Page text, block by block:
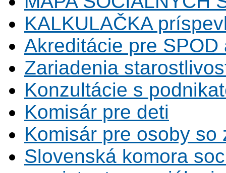
KALKULAČKA
Akreditácie pre
Zariadenia
Konzultácie s
Komisár pre deti
Komisár pre osoby
Slovenská komora